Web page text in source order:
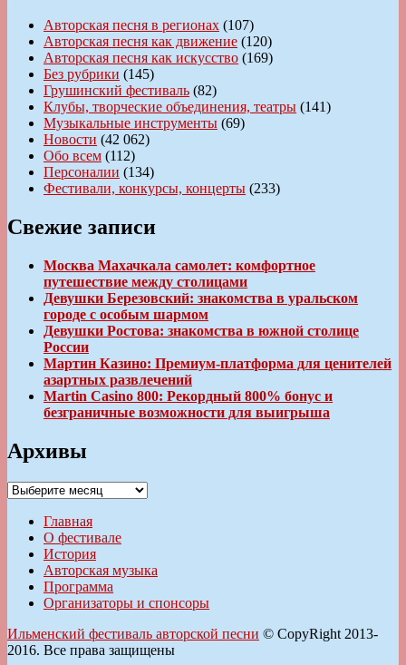
Авторская песня в регионах (107)
Авторская песня как движение (120)
Авторская песня как искусство (169)
Без рубрики (145)
Грушинский фестиваль (82)
Клубы, творческие объединения, театры (141)
Музыкальные инструменты (69)
Новости (42 062)
Обо всем (112)
Персоналии (134)
Фестивали, конкурсы, концерты (233)
Свежие записи
Москва Махачкала самолет: комфортное
путешествие между столицами
Девушки Березовский: знакомства в уральском
городе с особым шармом
Девушки Ростова: знакомства в южной столице
России
Мартин Казино: Премиум-платформа для ценителей
азартных развлечений
Martin Casino 800: Рекордный 800% бонус и
безграничные возможности для выигрыша
Архивы
Архивы
Главная
О фестивале
История
Авторская музыка
Программа
Организаторы и спонсоры
Ильменский фестиваль авторской песни © CopyRight 2013-
2016. Все права защищены